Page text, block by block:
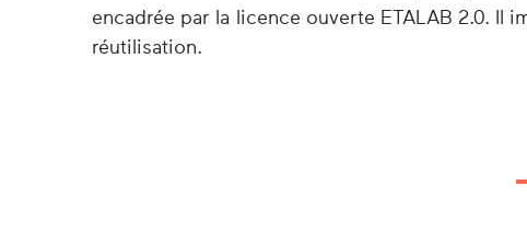
encadrée par la licence ouverte ETALAB 2.0. Il
réutilisation.